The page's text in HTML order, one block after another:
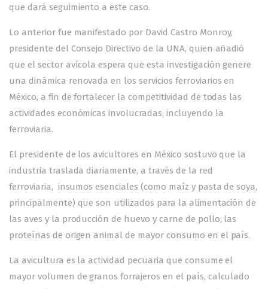
que dará seguimiento a este caso.
Lo anterior fue manifestado por David Castro Monroy,
presidente del Consejo Directivo de la UNA, quien añadió
que el sector avícola espera que esta investigación genere
una dinámica renovada en los servicios ferroviarios en
México, a fin de fortalecer la competitividad de todas las
actividades económicas involucradas, incluyendo la
ferroviaria.
El presidente de los avicultores en México sostuvo que la
industria traslada diariamente, a través de la red
ferroviaria, insumos esenciales (como maíz y pasta de soya,
principalmente) que son utilizados para la alimentación de
las aves y la producción de huevo y carne de pollo, las
proteínas de origen animal de mayor consumo en el país.
La avicultura es la actividad pecuaria que consume el
mayor volumen de granos forrajeros en el país, calculado